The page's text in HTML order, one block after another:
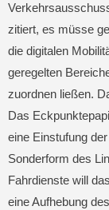
zitiert, es müsse
die digitalen
geregelten
zuordnen ließen.
Das
eine Einstufung
Sonderform des
Fahrdienste will
eine Aufhebung